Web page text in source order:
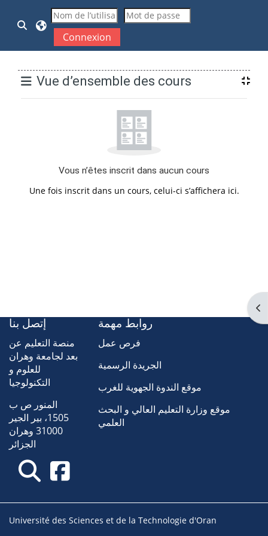
Passer au contenu principal
Activer/désactiver la saisie de recherche
Connexion
Blocs
Vue d’ensemble des cours
Vous n’êtes inscrit dans aucun cours
Une fois inscrit dans un cours, celui-ci s’affichera ici.
إتصل بنا
منصة التعليم عن
بعد لجامعة وهران
للعلوم و
التكنولوجيا
المنور ص ب
1505، بير الجير
31000 وهران
الجزائر
روابط مهمة
فرص عمل
الجريدة الرسمية
موقع الندوة الجهوية للغرب
موقع وزارة التعليم العالي و البحث
العلمي
Université des Sciences et de la Technologie d'Oran